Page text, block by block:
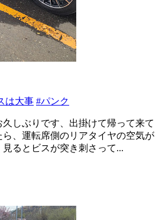
は大事 #パンク
しぶりです、出掛けて帰って来て
、運転席側のリアタイヤの空気が
るとビスが突き刺さって...